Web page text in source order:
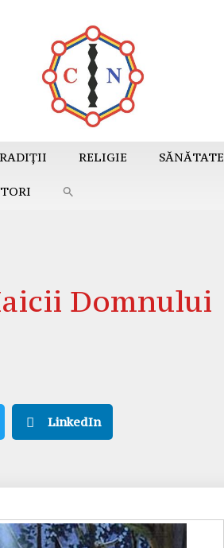
RELIGIE SĂNĂTATE
Domnului
LinkedIn